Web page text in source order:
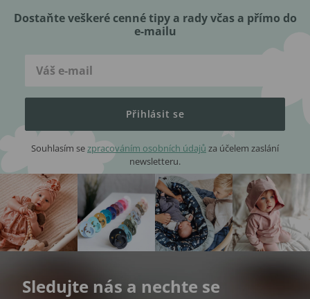
Dostaňte veškeré cenné tipy a rady včas a přímo do
e-mailu
Přihlásit se
Souhlasím sezpracováním osobních údajů za účelem zaslání
newsletteru.
Sledujte nás a nechte se